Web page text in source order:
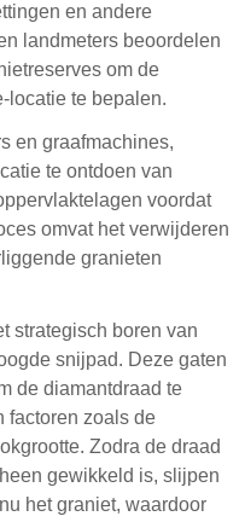
en andere
landmeters beoordelen
om de
locatie te bepalen.
en graafmachines,
te ontdoen van
voordat
omvat het verwijderen
granieten
strategisch boren van
snijpad. Deze gaten
de diamantdraad te
factoren zoals de
Zodra de draad
gewikkeld is, slijpen
het graniet, waardoor